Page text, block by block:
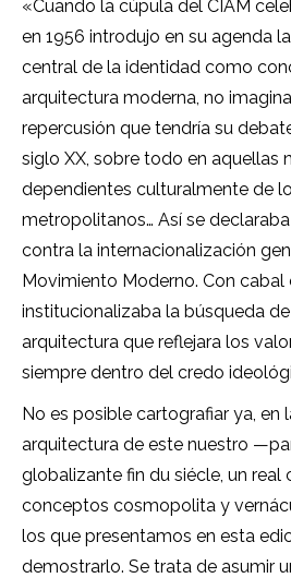
«Cuando la cúpula del CIAM
en 1956 introdujo en su agenda
central de la identidad como
arquitectura moderna, no
repercusión que tendría su
siglo XX, sobre todo en aquellas
dependientes culturalmente de
metropolitanos… Así se
contra la internacionalización
Movimiento Moderno. Con cabal
institucionalizaba la búsqueda
arquitectura que reflejara los
siempre dentro del credo
No es posible cartografiar ya, en
arquitectura de este nuestro
globalizante fin du siécle, un real
conceptos cosmopolita y
los que presentamos en esta
demostrarlo. Se trata de asumir